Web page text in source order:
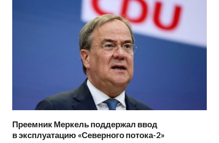
Преемник Меркель поддержал ввод
в эксплуатацию «Северного потока-2»